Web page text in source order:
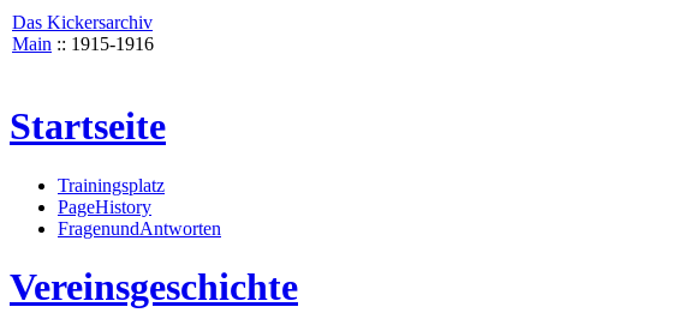
Das Kickersarchiv
Main :: 1915-1916
Startseite
Trainingsplatz
PageHistory
FragenundAntworten
Vereinsgeschichte